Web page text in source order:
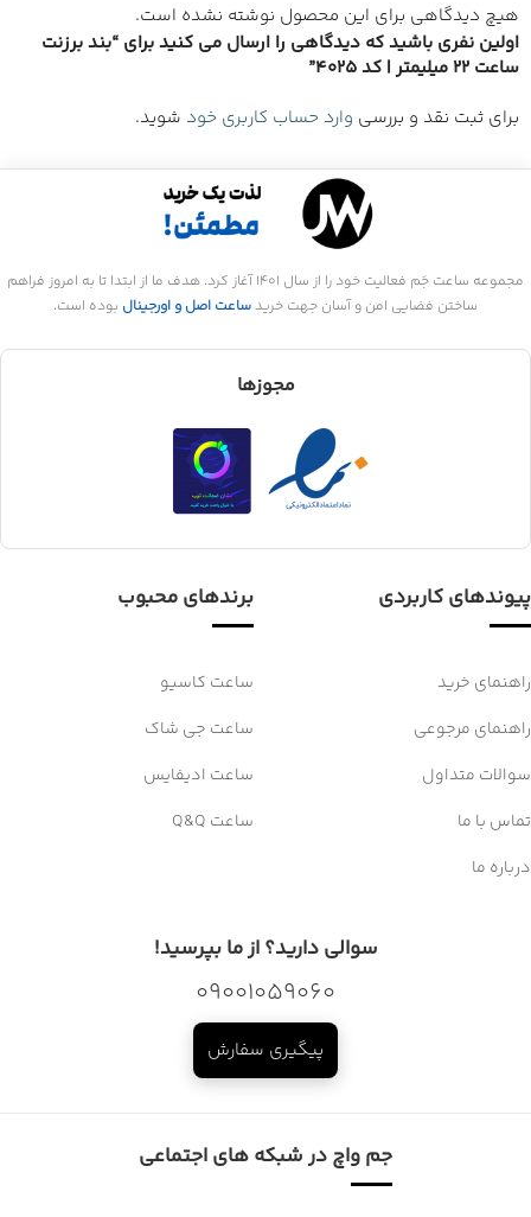
هیچ دیدگاهی برای این محصول نوشته نشده است.
اولین نفری باشید که دیدگاهی را ارسال می کنید برای “بند برزنت
ساعت 22 میلیمتر | کد 4025”
برای ثبت نقد و بررسی وارد حساب کاربری خود شوید.
مجموعه ساعت جَم فعالیت خود را از سال 1401 آغاز کرد. هدف ما از ابتدا تا به امروز فراهم
ساختن فضایی امن و آسان جهت خرید ساعت اصل و اورجینال بوده است.
مجوزها
پیوندهای کاربردی
راهنمای خرید
راهنمای مرجوعی
سوالات متداول
تماس با ما
درباره ما
برندهای محبوب
ساعت کاسیو
ساعت جی شاک
ساعت ادیفایس
ساعت Q&Q
سوالی دارید؟ از ما بپرسید!
09001059060
پیگیری سفارش
جم واچ در شبکه های اجتماعی